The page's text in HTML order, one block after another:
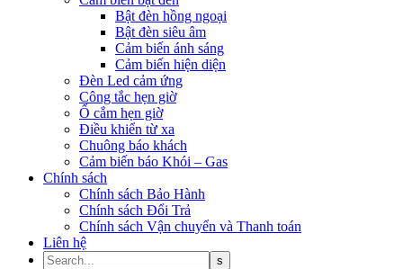
Bật đèn hồng ngoại
Bật đèn siêu âm
Cảm biến ánh sáng
Cảm biến hiện diện
Đèn Led cảm ứng
Công tắc hẹn giờ
Ổ cắm hẹn giờ
Điều khiển từ xa
Chuông báo khách
Cảm biến báo Khói – Gas
Chính sách
Chính sách Bảo Hành
Chính sách Đổi Trả
Chính sách Vận chuyển và Thanh toán
Liên hệ